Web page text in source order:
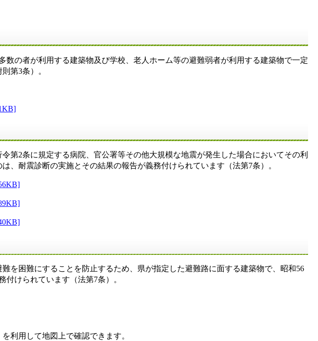
の者が利用する建築物及び学校、老人ホーム等の避難弱者が利用する建築物で一定
第3条）。
第2条に規定する病院、官公署等その他大規模な地震が発生した場合においてその利
、耐震診断の実施とその結果の報告が義務付けられています（法第7条）。
困難にすることを防止するため、県が指定した避難路に面する建築物で、昭和56
付けられています（法第7条）。
利用して地図上で確認できます。